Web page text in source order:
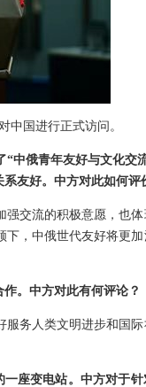
中国进行正式访问。
中俄青年友好与文化交
友好。中方对此如何评
交流的积极意愿，也
，中俄世代友好将更
。中方对此有何评论？
务人类文明进步和国
座变电站。中方对于